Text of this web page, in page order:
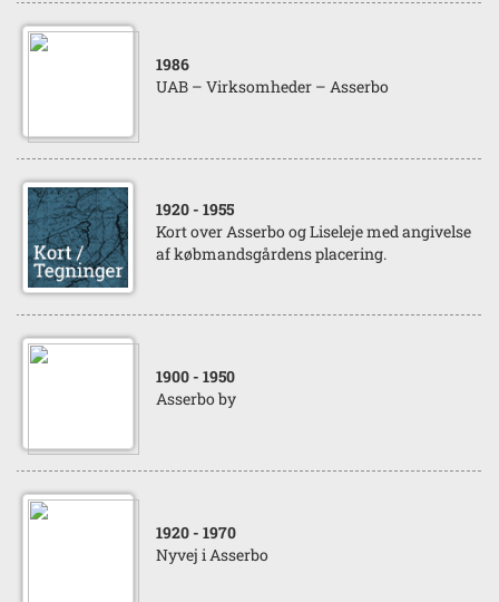
1986
UAB – Virksomheder – Asserbo
1920 - 1955
Kort over Asserbo og Liseleje med angivelse
af købmandsgårdens placering.
1900 - 1950
Asserbo by
1920 - 1970
Nyvej i Asserbo